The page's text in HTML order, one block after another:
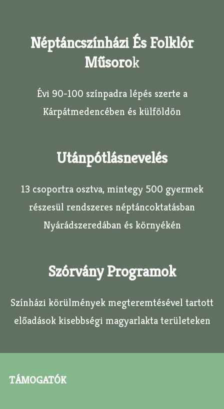
Néptáncszínházi És Folklór
MűsoroK
Évi 90-100 színpadra lépés szerte a
Kárpátmedencében és külföldön
Utánpótlásnevelés
13 csoportra osztva, mintegy 500 gyermek
részesül rendszeres néptáncoktatásban
Nyárádszeredában és környékén
Szórvány Programok
Színházi körülmények megteremtésével tartott
előadások kisebbségi magyarlakta területeken
TÁMOGATÓK